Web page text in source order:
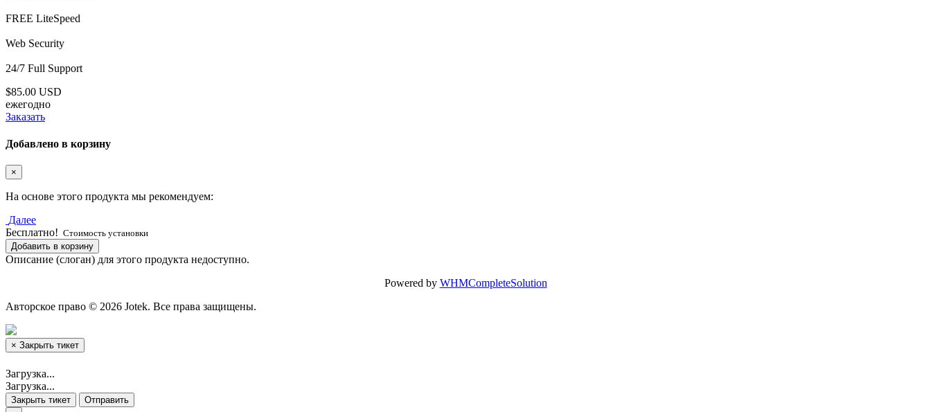
FREE LiteSpeed
Web Security
24/7 Full Support
$85.00 USD
ежегодно
Заказать
Добавлено в корзину
×
На основе этого продукта мы рекомендуем:
Далее
Бесплатно! Стоимость установки
Добавить в корзину
Описание (слоган) для этого продукта недоступно.
Powered by WHMCompleteSolution
Авторское право © 2026 Jotek. Все права защищены.
× Закрыть тикет
Загрузка...
Загрузка...
Закрыть тикет
Отправить